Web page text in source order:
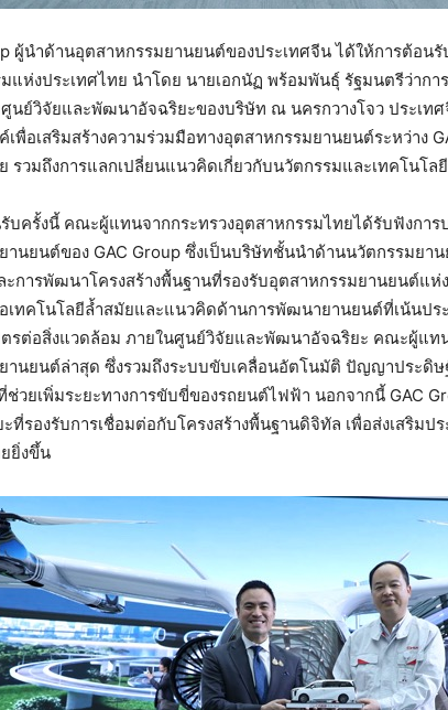
ผู้นำด้านอุตสาหกรรมยานยนต์ของประเทศจีน ได้ให้การต้อน
แห่งประเทศไทย นำโดย นายเอกนัฏ พร้อมพันธุ์ รัฐมนตรีว่ากา
นย์วิจัยและพัฒนาอัจฉริยะของบริษัท ณ นครกวางโจว ประเท
เพื่อเสริมสร้างความร่วมมือทางอุตสาหกรรมยานยนต์ระหว่าง
รวมถึงการแลกเปลี่ยนแนวคิดเกี่ยวกับนวัตกรรมและเทคโนโ
บครั้งนี้ คณะผู้แทนจากกระทรวงอุตสาหกรรมไทยได้รับฟังการ
านยนต์ของ GAC Group ซึ่งเป็นบริษัทชั้นนำด้านนวัตกรรมยา
ะการพัฒนาโครงสร้างพื้นฐานที่รองรับอุตสาหกรรมยานยนต์แห่
เทคโนโลยีล้ำสมัยและแนวคิดด้านการพัฒนายานยนต์ที่เน้นป
รต่อสิ่งแวดล้อม ภายในศูนย์วิจัยและพัฒนาอัจฉริยะ คณะผู้แ
านยนต์ล่าสุด ซึ่งรวมถึงระบบขับเคลื่อนอัตโนมัติ ปัญญาประดิ
ช่วยเพิ่มระยะทางการขับขี่ของรถยนต์ไฟฟ้า นอกจากนี้ GAC
ที่รองรับการเชื่อมต่อกับโครงสร้างพื้นฐานดิจิทัล เพื่อส่งเสริม
ยิ่งขึ้น